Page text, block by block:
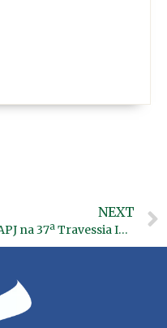
NEXT
A APJ na 37ª Travessia Internacional da Lagoa da Conceição, Florianópolis/SC.